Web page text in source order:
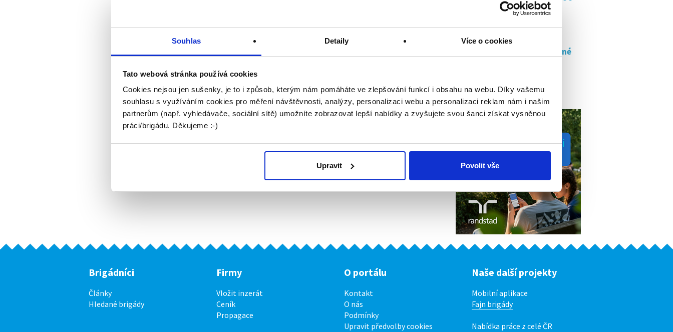
Souhlas Detaily Více o cookies
Tato webová stránka používá cookies
Cookies nejsou jen sušenky, je to i způsob, kterým nám pomáháte ve zlepšování funkcí i obsahu na webu. Díky vašemu
souhlasu s využíváním cookies pro měření návštěvnosti, analýzy, personalizaci webu a personalizaci reklam nám i našim
partnerům (např. vyhledávače, sociální sítě) umožníte zobrazovat lepší nabídky a zvyšujete svou šanci získat vysněnou
práci/brigádu. Děkujeme :-)
Upravit Povolit vše
Hledáme operátory/ky do
Kuchař/ka do vš menzy - volné
víkendy a...
zelenina,...
Brigádníci
Články
Hledané brigády
Firmy
Vložit inzerát
Ceník
Propagace
O portálu
Kontakt
O nás
Podmínky
Upravit předvolby cookies
Naše další projekty
Mobilní aplikace
Fajn brigády
Nabídka práce z celé ČR